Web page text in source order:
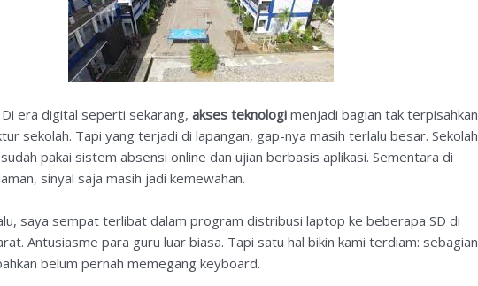
era digital seperti sekarang,akses teknologi menjadi bagian tak terpisahkan
sekolah. Tapi yang terjadi di lapangan, gap-nya masih terlalu besar. Sekolah
pakai sistem absensi online dan ujian berbasis aplikasi. Sementara di
sinyal saja masih jadi kemewahan.
saya sempat terlibat dalam program distribusi laptop ke beberapa SD di
Antusiasme para guru luar biasa. Tapi satu hal bikin kami terdiam: sebagian
belum pernah memegang keyboard.